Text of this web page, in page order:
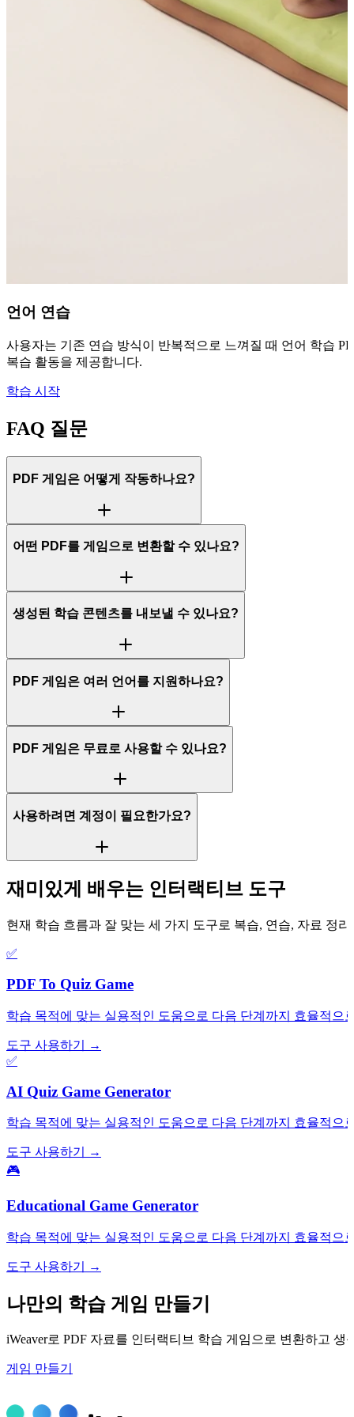
언어 연습
사용자는 기존 연습 방식이 반복적으로 느껴질 때 언어 학습
복습 활동을 제공합니다.
학습 시작
FAQ 질문
PDF 게임은 어떻게 작동하나요?
어떤 PDF를 게임으로 변환할 수 있나요?
생성된 학습 콘텐츠를 내보낼 수 있나요?
PDF 게임은 여러 언어를 지원하나요?
PDF 게임은 무료로 사용할 수 있나요?
사용하려면 계정이 필요한가요?
재미있게 배우는 인터랙티브 도구
현재 학습 흐름과 잘 맞는 세 가지 도구로 복습, 연습, 자료 정
✅
PDF To Quiz Game
학습 목적에 맞는 실용적인 도움으로 다음 단계까지 효율적으
도구 사용하기 →
✅
AI Quiz Game Generator
학습 목적에 맞는 실용적인 도움으로 다음 단계까지 효율적으
도구 사용하기 →
🎮
Educational Game Generator
학습 목적에 맞는 실용적인 도움으로 다음 단계까지 효율적으
도구 사용하기 →
나만의 학습 게임 만들기
iWeaver로 PDF 자료를 인터랙티브 학습 게임으로 변환하고
게임 만들기